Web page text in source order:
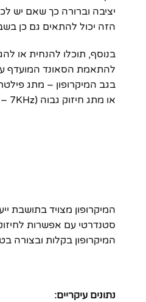
יציבה וברורה כך שאם יש
הזה יכול להתאים גם כן
בנוסף, תוכלו להנחית או
להתאמת הסאונד המועדף
או מתג חיזוק גבוה (1KHz – 7KHz)
המיקרופון מצויד בתושבת
סטנדרטי עם אפשרות
המיקרופון בקלות ובצורה
נתונים עיקריים: